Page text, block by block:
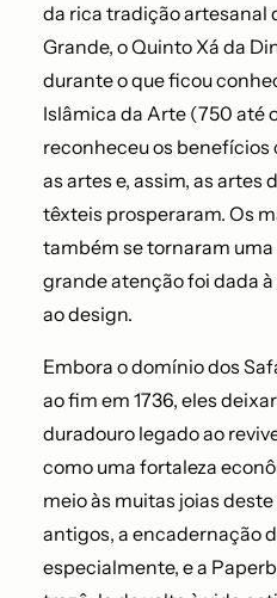
da rica tradição artesanal
Grande, o Quinto Xá da
durante o que ficou
Islâmica da Arte (750 até
reconheceu os
as artes e, assim, as artes
têxteis prosperaram. Os
também se tornaram
grande atenção foi dada
ao design.
Embora o domínio dos
ao fim em 1736, eles
duradouro legado ao
como uma fortaleza
meio às muitas joias
antigos, a encadernação
especialmente, e a